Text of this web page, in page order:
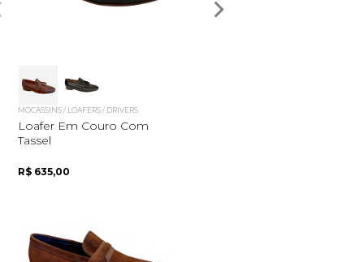
MOCASSINS / LOAFERS / DRIVERS
Loafer Em Couro Com
Tassel
R$ 635,00